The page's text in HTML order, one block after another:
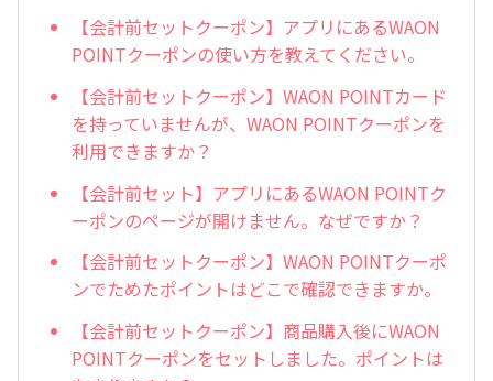
【会計前セットクーポン】アプリにあるWAON
POINTクーポンの使い方を教えてください。
【会計前セットクーポン】WAON POINTカード
を持っていませんが、WAON POINTクーポンを
利用できますか？
【会計前セット】アプリにあるWAON POINTク
ーポンのページが開けません。なぜですか？
【会計前セットクーポン】WAON POINTクーポ
ンでためたポイントはどこで確認できますか。
【会計前セットクーポン】商品購入後にWAON
POINTクーポンをセットしました。ポイントは